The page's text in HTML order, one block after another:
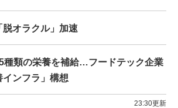
脱オラクル」加速
種類の栄養を補給…フードテック企業
ンフラ」構想
23:30更新